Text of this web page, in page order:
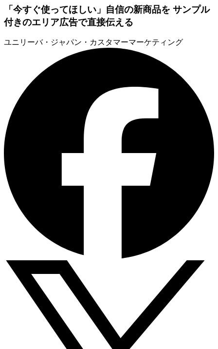
「今すぐ使ってほしい」自信の新商品を サンプル
付きのエリア広告で直接伝える
ユニリーバ・ジャパン・カスタマーマーケティング